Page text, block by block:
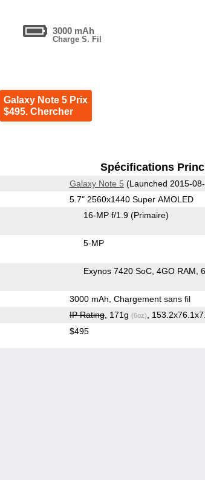
3000 mAh
Charge S. Fil
Galaxy Note 5 Prix
$495. Chercher
Spécifications
Galaxy Note 5 (Launched 2015-
5.7" 2560x1440 Super AMOLED
16-MP f/1.9 (Primaire)
5-MP
Exynos 7420 SoC 4GO RAM
3000 mAh, Chargement sans fil
IP Rating, 171g (6oz) ,
$495